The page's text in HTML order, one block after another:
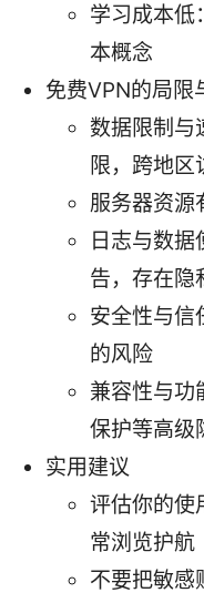
学习成本低
本概念
免费VPN的局限
数据限制与
限，跨地区
服务器资源
日志与数
告，存在隐
安全性与信
的风险
兼容性与
保护等高级
实用建议
评估你的使
常浏览护航
不要把敏感